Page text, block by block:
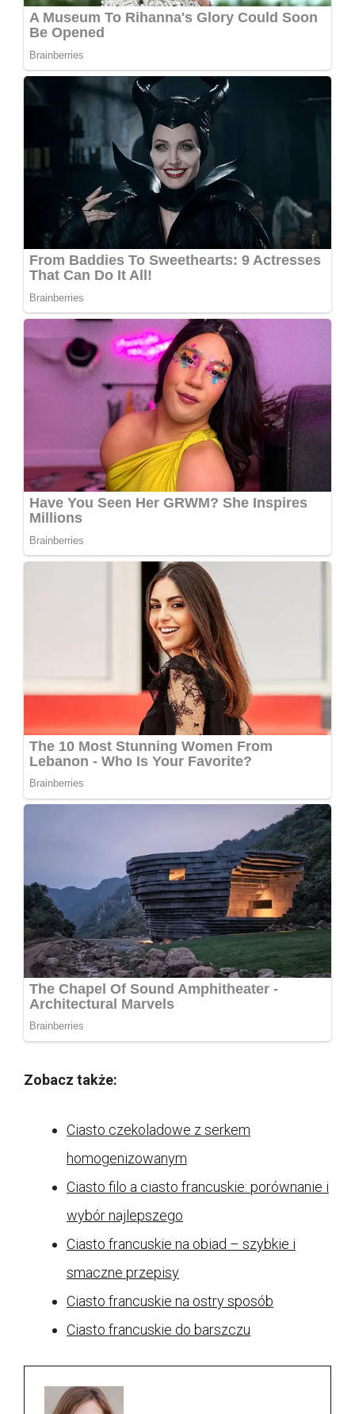
Zobacz także:
Ciasto czekoladowe z serkem
homogenizowanym
Ciasto filo a ciasto francuskie: porównanie i
wybór najlepszego
Ciasto francuskie na obiad – szybkie i
smaczne przepisy
Ciasto francuskie na ostry sposób
Ciasto francuskie do barszczu